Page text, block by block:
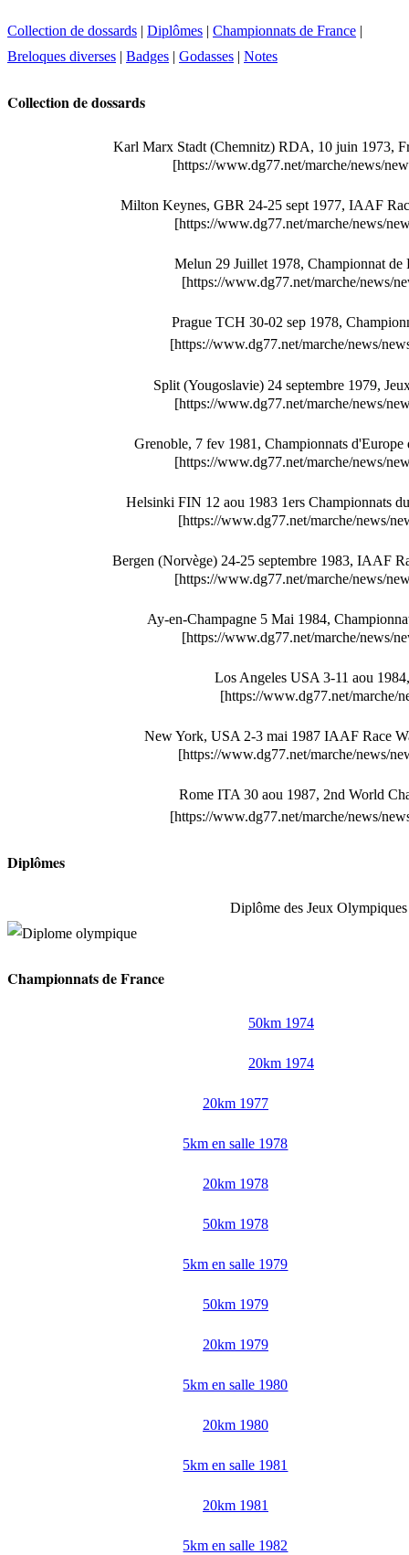
Collection de dossards | Diplômes | Championnats de France |
Breloques diverses | Badges | Godasses | Notes
Collection de dossards
Karl Marx Stadt (Chemnitz) RDA, 10 juin 1973,
[https://www.dg77.net/marche/news/
Milton Keynes, GBR 24-25 sept 1977, IAAF
[https://www.dg77.net/marche/news/
Melun 29 Juillet 1978, Championnat de
[https://www.dg77.net/marche/news/
Prague TCH 30-02 sep 1978,
[https://www.dg77.net/marche/news/
Split (Yougoslavie) 24 septembre 1979,
[https://www.dg77.net/marche/news/
Grenoble, 7 fev 1981, Championnats d'Europe
[https://www.dg77.net/marche/news/
Helsinki FIN 12 aou 1983 1ers Championnats
[https://www.dg77.net/marche/news/
Bergen (Norvège) 24-25 septembre 1983, IAAF
[https://www.dg77.net/marche/news/
Ay-en-Champagne 5 Mai 1984,
[https://www.dg77.net/marche/news/
Los Angeles USA 3-11 aou
[https://www.dg77.net/marche/
New York, USA 2-3 mai 1987 IAAF Race
[https://www.dg77.net/marche/news/
Rome ITA 30 aou 1987, 2nd World
[https://www.dg77.net/marche/news/
Diplômes
Diplôme des Jeux
Championnats de France
50km 1974
20km 1974
20km 1977
5km en salle 1978
20km 1978
50km 1978
5km en salle 1979
50km 1979
20km 1979
5km en salle 1980
20km 1980
5km en salle 1981
20km 1981
5km en salle 1982